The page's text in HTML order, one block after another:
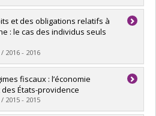
Papyrus
et des obligations relatifs à
: le cas des individus seuls
2016 - 2016
Papyrus
fiscaux : l’économie
États-providence
2015 - 2015